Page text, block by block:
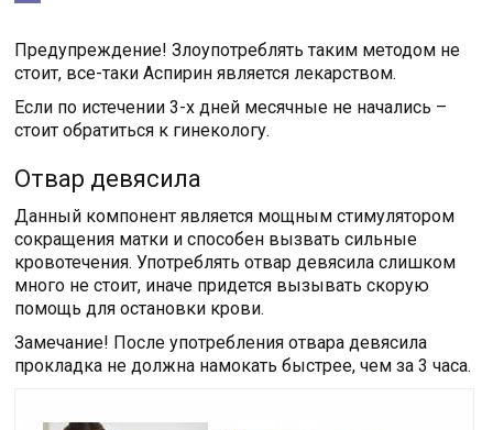
Предупреждение! Злоупотреблять таким методом не
стоит, все-таки Аспирин является лекарством.
Если по истечении 3-х дней месячные не начались –
стоит обратиться к гинекологу.
Отвар девясила
Данный компонент является мощным стимулятором
сокращения матки и способен вызвать сильные
кровотечения. Употреблять отвар девясила слишком
много не стоит, иначе придется вызывать скорую
помощь для остановки крови.
Замечание! После употребления отвара девясила
прокладка не должна намокать быстрее, чем за 3 часа.